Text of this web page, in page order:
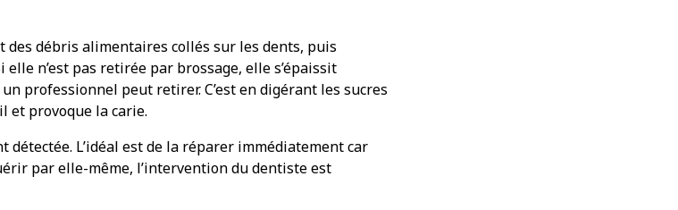
des débris alimentaires collés sur les dents, puis
n’est pas retirée par brossage, elle s’épaissit
professionnel peut retirer. C’est en digérant les sucres
et provoque la carie.
détectée. L’idéal est de la réparer immédiatement car
par elle-même, l’intervention du dentiste est